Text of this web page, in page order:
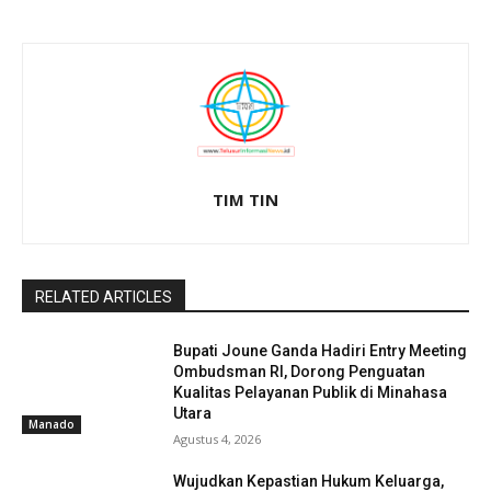
TIM TIN
RELATED ARTICLES
Manado
Bupati Joune Ganda Hadiri Entry Meeting
Ombudsman RI, Dorong Penguatan
Kualitas Pelayanan Publik di Minahasa
Utara
Agustus 4, 2026
Wujudkan Kepastian Hukum Keluarga,